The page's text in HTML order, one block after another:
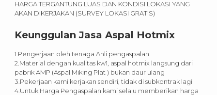
HARGA TERGANTUNG LUAS DAN KONDISI LOKASI YANG
AKAN DIKERJAKAN (SURVEY LOKASI GRATIS)
Keunggulan Jasa Aspal Hotmix
1.Pengerjaan oleh tenaga Ahli pengaspalan
2.Material dengan kualitas kw1, aspal hotmix langsung dari
pabrik AMP (Aspal Miking Plat ) bukan daur ulang
3.Pekerjaan kami kerjakan sendiri, tidak di subkontrak lagi
4.Untuk Harga Pengaspalan kami selalu memberikan harga